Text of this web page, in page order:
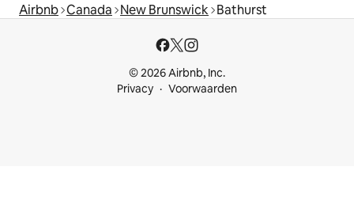
Airbnb Canada New Brunswick Bathurst
© 2026 Airbnb, Inc.
Privacy
Voorwaarden